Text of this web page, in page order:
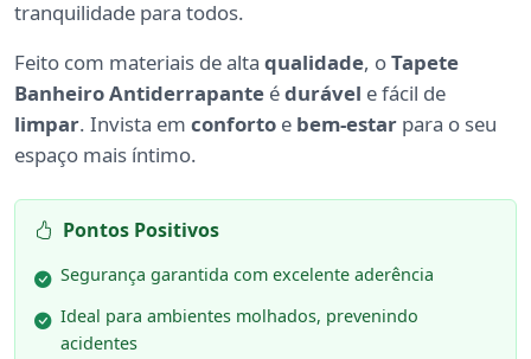
tranquilidade para todos.
Feito com materiais de alta qualidade, oTapete
Banheiro Antiderrapante édurável e fácil de
limpar. Invista em conforto e bem-estar para o seu
espaço mais íntimo.
Pontos Positivos
Segurança garantida com excelente aderência
Ideal para ambientes molhados, prevenindo
acidentes